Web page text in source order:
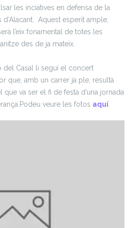
les inciatives en defensa de la
d’Alacant. Aquest esperit ample,
l’eix fonamental de totes les
des de ja mateix.
del Casal li seguí el concert
que, amb un carrer ja ple, resultà
va ser el fi de festa d’una jornada
Podeu veure les fotos aquí